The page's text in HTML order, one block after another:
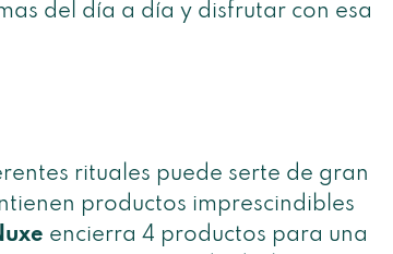
del día a día y disfrutar con esa
rituales puede serte de gran
productos imprescindibles
encierra 4 productos para una